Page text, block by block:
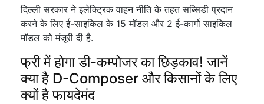
दिल्ली सरकार ने इलेक्ट्रिक वाहन नीति के तहत सब्सिडी प्रदान
करने के लिए ई-साइकिल के 15 मॉडल और 2 ई-कार्गो साइकिल
मॉडल को मंजूरी दी है.
फ्री में होगा डी-कम्पोजर का छिड़काव! जानें
क्या है D-Composer और किसानों के लिए
क्यों है फायदेमंद